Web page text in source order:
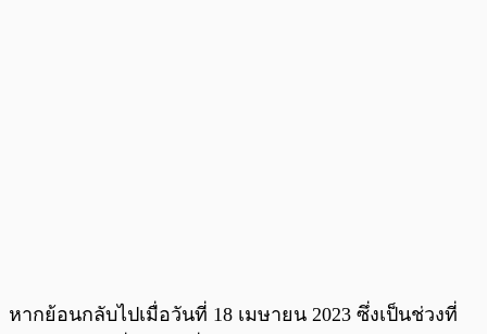
หากย้อนกลับไปเมื่อวันที่ 18 เมษายน 2023 ซึ่งเป็นช่วงที่